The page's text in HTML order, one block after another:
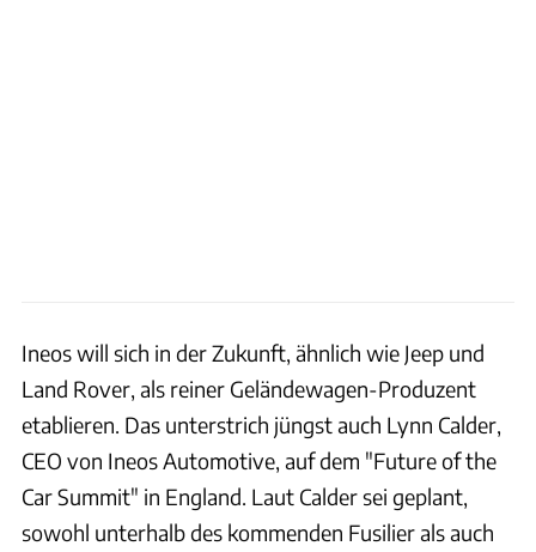
Ineos will sich in der Zukunft, ähnlich wie Jeep und
Land Rover, als reiner Geländewagen-Produzent
etablieren. Das unterstrich jüngst auch Lynn Calder,
CEO von Ineos Automotive, auf dem "Future of the
Car Summit" in England. Laut Calder sei geplant,
sowohl unterhalb des kommenden Fusilier als auch